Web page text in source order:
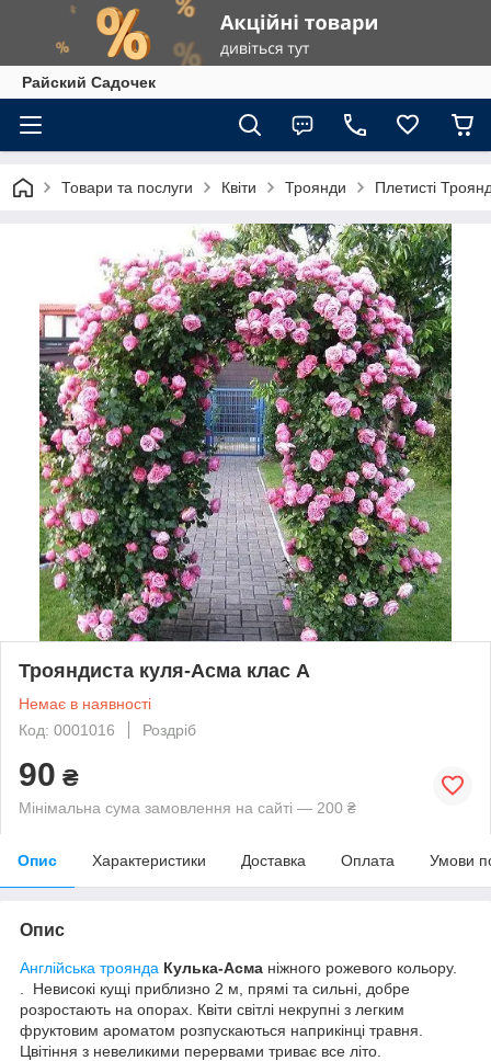
Райский Садочек
Товари та послуги Квіти Троянди Плетисті
Трояндиста куля-Асма клас А
Немає в наявності
Код: 0001016
Роздріб
90 ₴
Мінімальна сума замовлення на сайті — 200 ₴
Опис Характеристики Доставка Оплата Умови
Опис
Англійська троянда Кулька-Асма ніжного рожевого кольору.
. Невисокі кущі приблизно 2 м, прямі та сильні, добре
розростають на опорах. Квіти світлі некрупні з легким
фруктовим ароматом розпускаються наприкінці травня.
Цвітіння з невеликими перервами триває все літо.